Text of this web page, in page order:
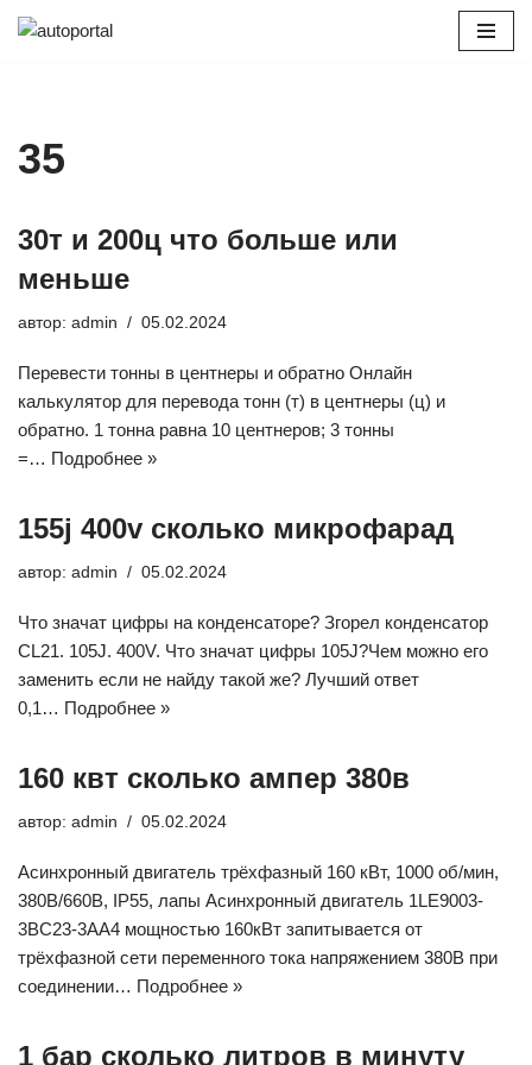
35
30т и 200ц что больше или
меньше
автор: admin 05.02.2024
Перевести тонны в центнеры и обратно Онлайн
калькулятор для перевода тонн (т) в центнеры (ц) и
обратно. 1 тонна равна 10 центнеров; 3 тонны
=… Подробнее »
155j 400v сколько микрофарад
автор: admin 05.02.2024
Что значат цифры на конденсаторе? Згорел конденсатор
CL21. 105J. 400V. Что значат цифры 105J?Чем можно его
заменить если не найду такой же? Лучший ответ
0,1… Подробнее »
160 квт сколько ампер 380в
автор: admin 05.02.2024
Асинхронный двигатель трёхфазный 160 кВт, 1000 об/мин,
380В/660В, IP55, лапы Асинхронный двигатель 1LE9003-
3BC23-3AA4 мощностью 160кВт запитывается от
трёхфазной сети переменного тока напряжением 380В при
соединении… Подробнее »
1 бар сколько литров в минуту